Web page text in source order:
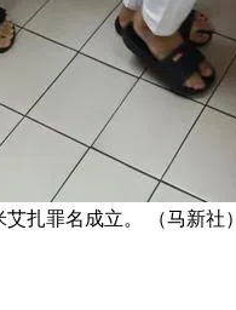
扎罪名成立。 （马新社）